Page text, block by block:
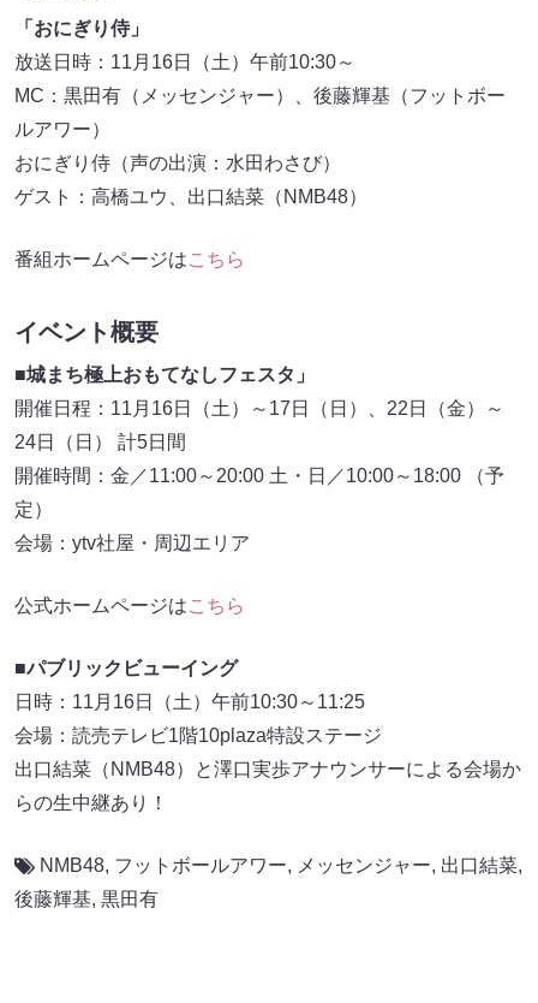
「おにぎり侍」
放送日時：11月16日（土）午前10:30～
MC：黒田有（メッセンジャー）、後藤輝基（フットボー
ルアワー）
おにぎり侍（声の出演：水田わさび）
ゲスト：高橋ユウ、出口結菜（NMB48）
番組ホームページはこちら
イベント概要
■城まち極上おもてなしフェスタ」
開催日程：11月16日（土）～17日（日）、22日（金）～
24日（日） 計5日間
開催時間：金／11:00～20:00 土・日／10:00～18:00 （予
定）
会場：ytv社屋・周辺エリア
公式ホームページはこちら
■パブリックビューイング
日時：11月16日（土）午前10:30～11:25
会場：読売テレビ1階10plaza特設ステージ
出口結菜（NMB48）と澤口実歩アナウンサーによる会場か
らの生中継あり！
NMB48, フットボールアワー, メッセンジャー, 出口結菜,
後藤輝基, 黒田有